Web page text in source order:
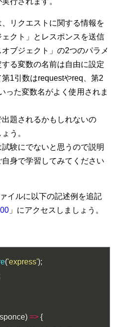
リクエストに関する情報を
クト」とレスポンスを送信
ブジェクト」の2つのパラメ
る変数の名前は自由に設定
1引数はrequestやreq、第2
った変数名がよく使用されま
題されるかもしれないの
う。
験にでないと思うので説明
身で学習してみてください
イルに以下の記述例を追記
」にアクセスしましょう。
('express');
) => {